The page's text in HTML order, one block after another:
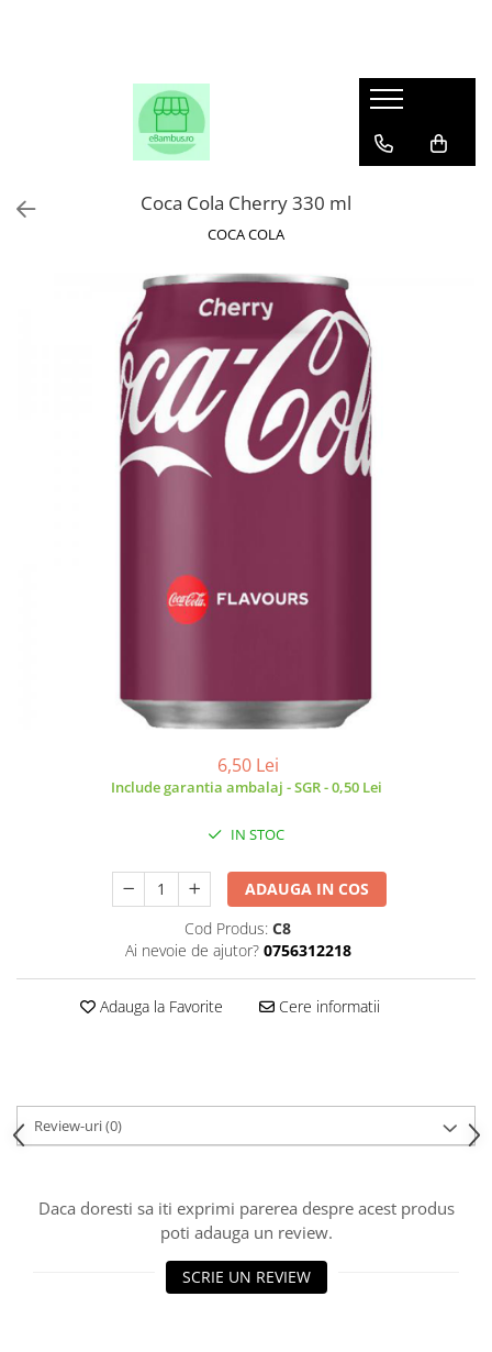
Coca Cola Cherry 330 ml
COCA COLA
6,50 Lei
Include garantia ambalaj - SGR - 0,50 Lei
IN STOC
ADAUGA IN COS
Cod Produs: C8
Ai nevoie de ajutor? 0756312218
Adauga la Favorite Cere informatii
Review-uri(0)
Daca doresti sa iti exprimi parerea despre acest produs
poti adauga un review.
SCRIE UN REVIEW